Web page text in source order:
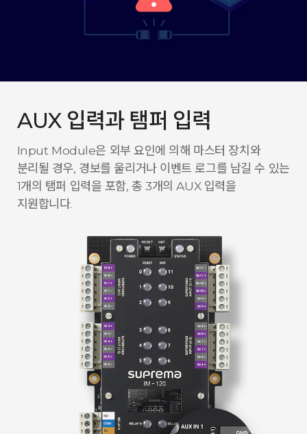
AUX 입력과 탬퍼 입력
Input Module은 외부 요인에 의해 마스터 장치와
분리될 경우, 경보를 울리거나 이벤트 로그를 남길 수 있는
1개의 탬퍼 입력을 포함, 총 3개의 AUX 입력을
지원합니다.